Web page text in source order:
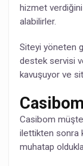
hizmet
alabilirler.
Siteyi yöneten
destek servisi
kavuşuyor ve
Casibom
ilettikten sonra
muhatap